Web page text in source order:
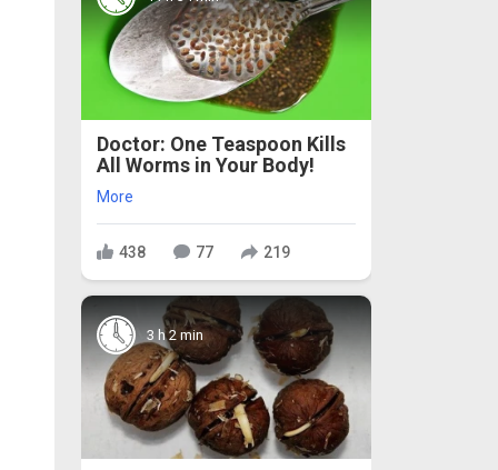
Doctor: One Teaspoon Kills
All Worms in Your Body!
More
438 77 219
3 h 2 min